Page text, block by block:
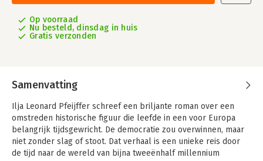
Op voorraad
Nu besteld, dinsdag in huis
Gratis verzonden
Samenvatting
Ilja Leonard Pfeijffer schreef een briljante roman over een
omstreden historische figuur die leefde in een voor Europa
belangrijk tijdsgewricht. De democratie zou overwinnen, maar
niet zonder slag of stoot. Dat verhaal is een unieke reis door
de tijd naar de wereld van bijna tweeënhalf millennium